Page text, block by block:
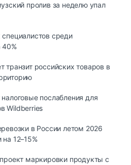
пролив за неделю упал
среди
40%
транзит российских товаров в
послабления для
Wildberries
в России летом 2026
12–15%
маркировки продукты с